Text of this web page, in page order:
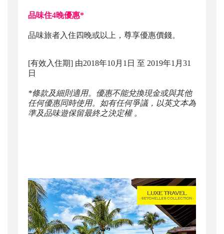
品味住4晚優惠*
品味旅者入住 四晚或以上，尊享優惠價錢。
[有效入住期] 由2018年10月1日 至 2019年1月31
日
*條款及細則適用。優惠不能兌換現金或與其他
任何優惠同時使用。如有任何爭議，以英文本為
準及品味遊保留最終之決定權 。